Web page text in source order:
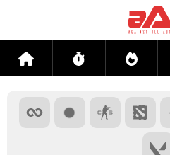
Accueil Flux Directs